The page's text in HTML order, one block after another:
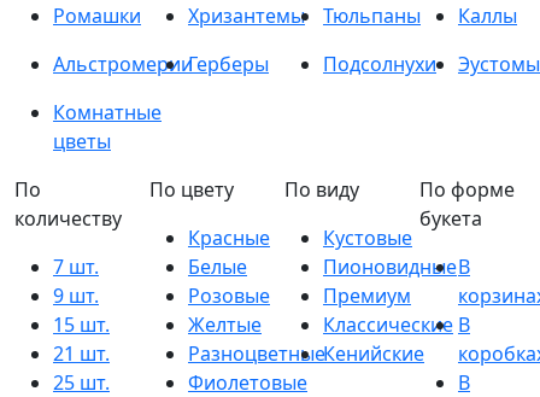
Ромашки
Хризантемы Тюльпаны
Каллы
АльстромерииГерберы Подсолнухи
Эустомы
Комнатные
цветы
По
количеству
7 шт.
9 шт.
15 шт.
21 шт.
25 шт.
По цвету
Красные
Белые
Розовые
Желтые
Разноцветные
Фиолетовые
По виду
Кустовые
Пионовидные
Премиум
Классические
Кенийские
По форме
букета
В
В
В